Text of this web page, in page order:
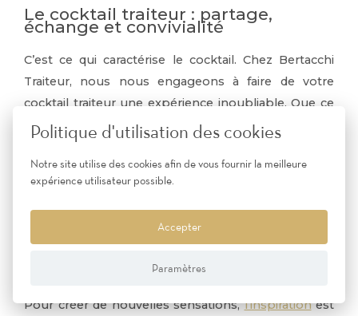
Le cocktail traiteur : partage,
échange et convivialité
C’est ce qui caractérise le cocktail. Chez Bertacchi
Traiteur, nous nous engageons à faire de votre
cocktail traiteur une expérience inoubliable. Que ce
soit un cocktail déjeunatoire, un cocktail dînatoire,
ou un cocktail composé de quelques pièces avant
un repas de gala, chaque occasion est une
opportunité de surprendre et de ravir vos convives.
Par ailleurs, le cocktail doit être une source
d’étonnement, de plaisir et de gourmandise. Grâce à
et de fines bulles bien nées, le cocktail est sublimé.
Pour créer de nouvelles sensations,l’inspirationest
Politique d'utilisation des cookies
Notre site utilise des cookies afin de vous fournir la meilleure
expérience utilisateur possible.
Accepter
Paramètres